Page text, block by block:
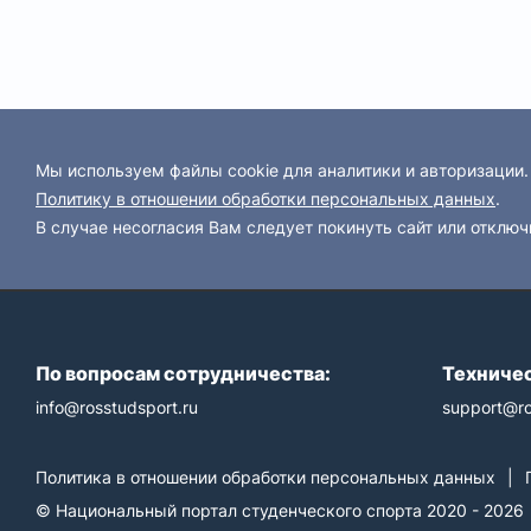
Мы используем файлы cookie для аналитики и
Политику в отношении обработки персональных данных.
В случае несогласия Вам следует покинуть сайт или
По вопросам сотрудничества:
info@rosstudsport.ru
Политика в отношении обработки персональных данных
© Национальный портал студенческого спорта 2020 - 2026